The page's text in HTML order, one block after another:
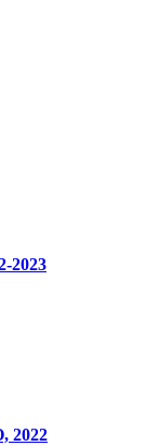
2023
2022